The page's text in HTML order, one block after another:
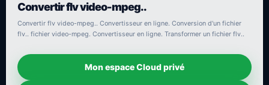
Convertir flv video-mpeg..
Convertir flv video-mpeg.. Convertisseur en ligne. Conversion d'un fichier
flv.. fichier video-mpeg. Convertisseur en ligne. Transformer un fichier flv..
Mon espace Cloud privé